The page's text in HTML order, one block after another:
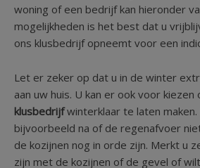
woning of een bedrijf kan hieronder
mogelijkheden is het best dat u
ons klusbedrijf opneemt voor een
Let er zeker op dat u in de winter
aan uw huis. U kan er ook voor
klusbedrijfwinterklaar te laten maken.
bijvoorbeeld na of de regenafvoer
de kozijnen nog in orde zijn. Merkt u
zijn met de kozijnen of de gevel of